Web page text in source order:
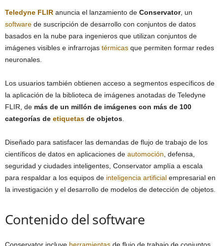
Teledyne FLIR anuncia el lanzamiento de Conservator, un
software de suscripción de desarrollo con conjuntos de datos
basados en la nube para ingenieros que utilizan conjuntos de
imágenes visibles e infrarrojas térmicas que permiten formar redes
neuronales.
Los usuarios también obtienen acceso a segmentos específicos de
la aplicación de la biblioteca de imágenes anotadas de Teledyne
FLIR, de más de un millón de imágenes con más de 100
categorías de etiquetas de objetos
Diseñado para satisfacer las demandas de flujo de trabajo de los
científicos de datos en aplicaciones de automoción , defensa,
seguridad y ciudades inteligentes, Conservator amplía a escala
para respaldar a los equipos de inteligencia artificial empresarial en
la investigación y el desarrollo de modelos de detección de objetos.
Contenido del software
Conservator incluye herramientas de flujo de trabajo de conjuntos